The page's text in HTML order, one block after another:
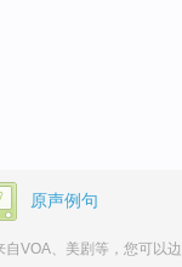
原声例句
自VOA、美剧等，您可以边